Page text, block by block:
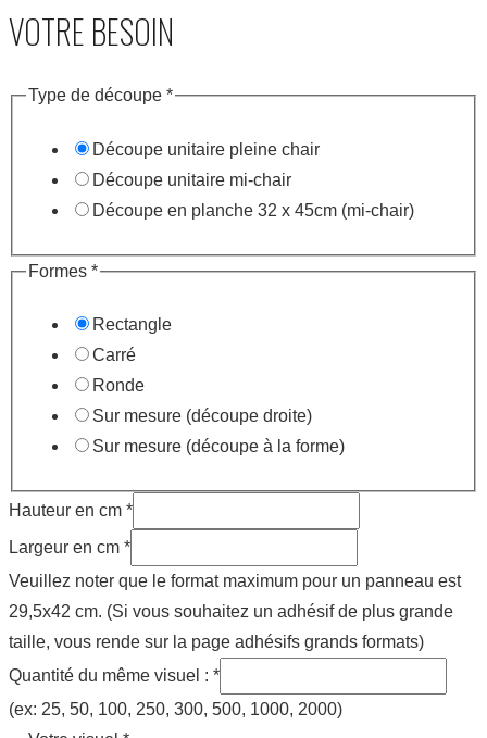
VOTRE BESOIN
Type de découpe *
Découpe unitaire pleine chair
Découpe unitaire mi-chair
Découpe en planche 32 x 45cm (mi-chair)
Formes *
Rectangle
Carré
Ronde
Sur mesure (découpe droite)
Sur mesure (découpe à la forme)
Hauteur en cm *
Largeur en cm *
Veuillez noter que le format maximum pour un panneau est
29,5x42 cm. (Si vous souhaitez un adhésif de plus grande
taille, vous rende sur la page adhésifs grands formats)
Quantité du même visuel : *
(ex: 25, 50, 100, 250, 300, 500, 1000, 2000)